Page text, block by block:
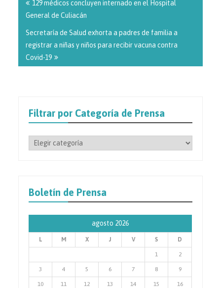
de
entradas
129 médicos concluyen internado en el Hospital
General de Culiacán
Secretaría de Salud exhorta a padres de familia a
registrar a niñas y niños para recibir vacuna contra
Covid-19
Filtrar por Categoría de Prensa
Filtrar
Prensa
Boletín de Prensa
agosto 2026
L M X J V S D
1 2
3 4 5 6 7 8 9
10 11 12 13 14 15 16